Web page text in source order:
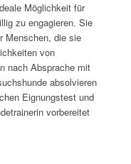
Möglichkeit für
zu engagieren. Sie
Menschen, die sie
von
nach Absprache mit
absolvieren
Eignungstest und
vorbereitet